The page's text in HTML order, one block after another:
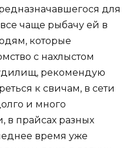
для
чаще рыбачу ей в
которые
с нахлыстом
рекомендую
к свичам, в сети
и много
в прайсах разных
время уже